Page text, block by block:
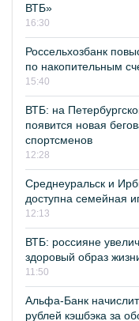
ВТБ»
16:30
Россельхозбанк
по накопительным
15:40
ВТБ: на
появится новая
спортсменов
12:28
Среднеуральск и
доступна семейная
12:13
ВТБ: россияне
здоровый образ
11:50
Альфа-Банк
рублей кэшбэка за